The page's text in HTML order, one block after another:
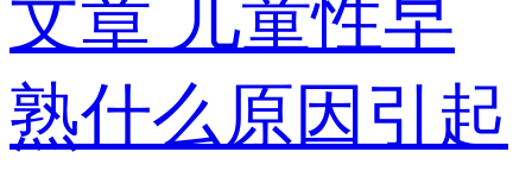
文章 儿童性早
熟什么原因引起